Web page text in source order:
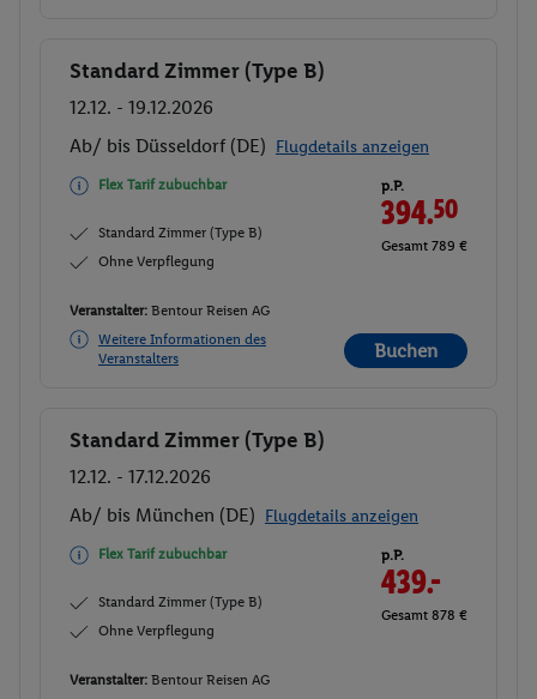
Buchen
Standard Zimmer (Type B)
12.12. - 19.12.2026
Ab/ bis Düsseldorf (DE) Flugdetails anzeigen
Flex Tarif zubuchbar
Standard Zimmer (Type B)
Ohne Verpflegung
p.P.
394.50
Gesamt 789 €
Veranstalter: Bentour Reisen AG
Weitere Informationen des
Veranstalters
Buchen
Buchen
Standard Zimmer (Type B)
12.12. - 17.12.2026
Ab/ bis München (DE) Flugdetails anzeigen
Flex Tarif zubuchbar
Standard Zimmer (Type B)
Ohne Verpflegung
p.P.
439.-
Gesamt 878 €
Veranstalter: Bentour Reisen AG